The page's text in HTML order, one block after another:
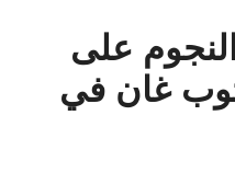
على
غان في